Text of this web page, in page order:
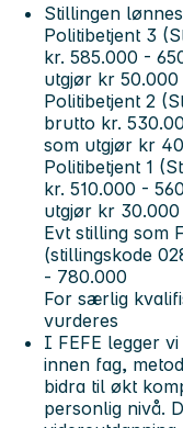
Stillingen
Politibetjent 3
kr. 585.000 -
utgjør kr
Politibetjent 2
brutto kr.
som utgjør kr
Politibetjent 1
kr. 510.000 -
utgjør kr
Evt stilling som
(stillingskode
- 780.000
For særlig
vurderes
I FEFE legger
innen fag,
bidra til økt
personlig nivå.